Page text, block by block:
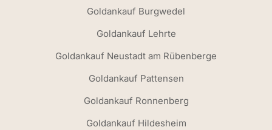
Goldankauf Burgwedel
Goldankauf Lehrte
Goldankauf Neustadt am Rübenberge
Goldankauf Pattensen
Goldankauf Ronnenberg
Goldankauf Hildesheim